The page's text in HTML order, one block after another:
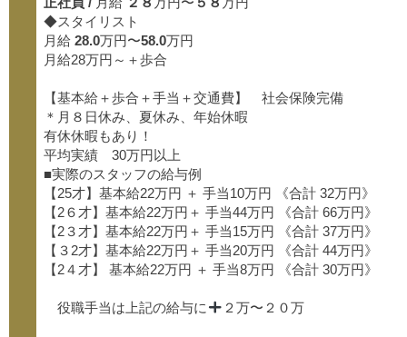
◆スタイリスト
月給28.0万円〜58.0万円
月給28万円～＋歩合
【基本給＋歩合＋手当＋交通費】 社会保険完備
＊月８日休み、夏休み、年始休暇
有休休暇もあり！
平均実績 30万円以上
■実際のスタッフの給与例
【25才】基本給22万円 ＋ 手当10万円 《合計 32万円》
【2６才】基本給22万円＋ 手当44万円 《合計 66万円》
【2３才】基本給22万円＋ 手当15万円 《合計 37万円》
【３2才】基本給22万円＋ 手当20万円 《合計 44万円》
【2４才】 基本給22万円 ＋ 手当8万円 《合計 30万円》
役職手当は上記の給与に ２万〜２０万